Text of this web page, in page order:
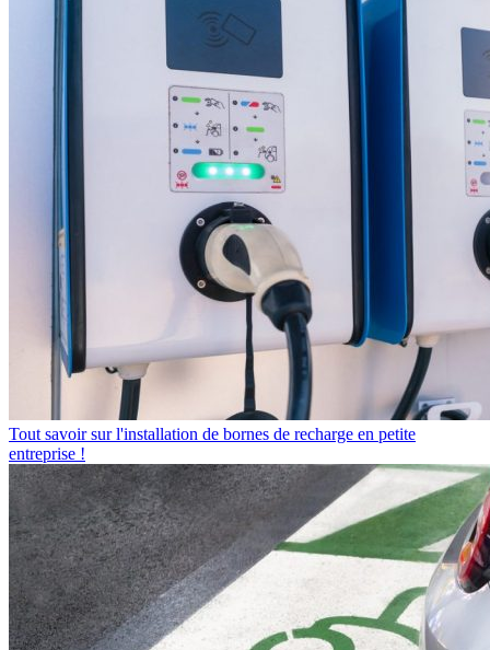
Tout savoir sur l'installation de bornes de recharge en petite
entreprise !